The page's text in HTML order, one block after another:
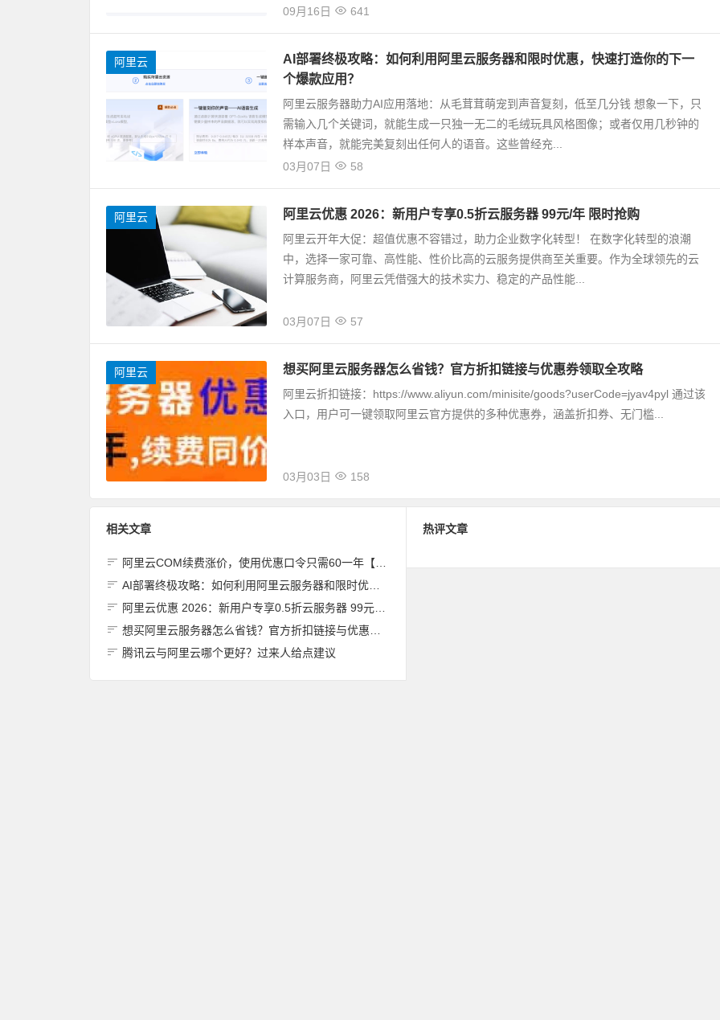
09月16日 641
阿里云
AI部署终极攻略：如何利用阿里云服务器和限时优惠，快速打造你的下一
个爆款应用？
阿里云服务器助力AI应用落地：从毛茸茸萌宠到声音复刻，低至几分钱 想象一下，只
需输入几个关键词，就能生成一只独一无二的毛绒玩具风格图像；或者仅用几秒钟的
样本声音，就能完美复刻出任何人的语音。这些曾经充...
03月07日
58
阿里云 阿里云优惠 2026：新用户专享0.5折云服务器 99元/年 限时抢购
阿里云开年大促：超值优惠不容错过，助力企业数字化转型！ 在数字化转型的浪潮
中，选择一家可靠、高性能、性价比高的云服务提供商至关重要。作为全球领先的云
计算服务商，阿里云凭借强大的技术实力、稳定的产品性能...
03月07日 57
阿里云 想买阿里云服务器怎么省钱？官方折扣链接与优惠券领取全攻略
阿里云折扣链接：https://www.aliyun.com/minisite/goods?userCode=jyav4pyl 通过该
入口，用户可一键领取阿里云官方提供的多种优惠券，涵盖折扣券、无门槛...
03月03日 158
相关文章
阿里云COM续费涨价，使用优惠口令只需60一年【亲测有效】
AI部署终极攻略：如何利用阿里云服务器和限时优惠，快速打造你的下一个爆款应用？
阿里云优惠 2026：新用户专享0.5折云服务器 99元/年 限时抢购
想买阿里云服务器怎么省钱？官方折扣链接与优惠券领取全攻略
腾讯云与阿里云哪个更好？过来人给点建议
热评文章